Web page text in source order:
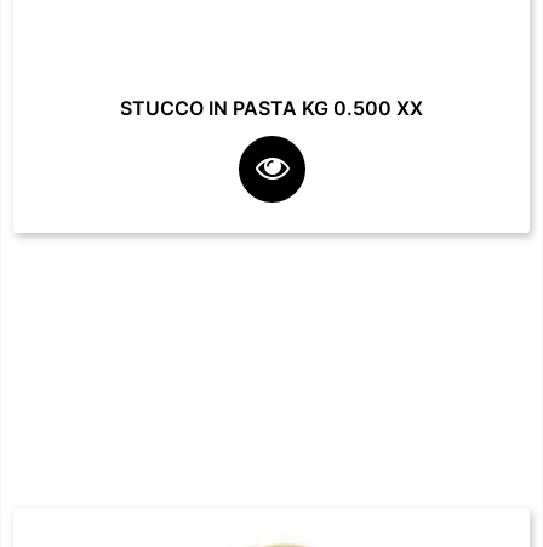
STUCCO IN PASTA KG 0.500 XX